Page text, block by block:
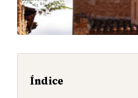
Índice